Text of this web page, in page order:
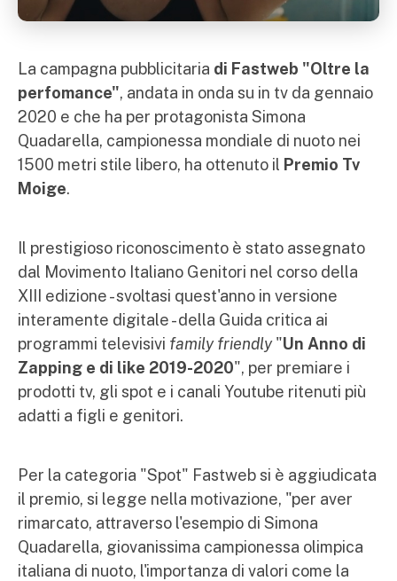
La campagna pubblicitaria di Fastweb "Oltre la
perfomance", andata in onda su in tv da gennaio
2020 e che ha per protagonista Simona
Quadarella, campionessa mondiale di nuoto nei
1500 metri stile libero, ha ottenuto il Premio Tv
Moige.
Il prestigioso riconoscimento è stato assegnato
dal Movimento Italiano Genitori nel corso della
XIII edizione - svoltasi quest'anno in versione
interamente digitale - della Guida critica ai
programmi televisivi family friendly"Un Anno di
Zapping e di like 2019-2020", per premiare i
prodotti tv, gli spot e i canali Youtube ritenuti più
adatti a figli e genitori.
Per la categoria "Spot" Fastweb si è aggiudicata
il premio, si legge nella motivazione, "per aver
rimarcato, attraverso l'esempio di Simona
Quadarella, giovanissima campionessa olimpica
italiana di nuoto, l'importanza di valori come la